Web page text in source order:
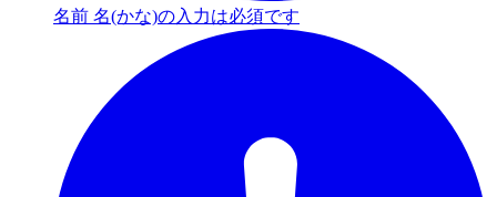
名前 名(かな)の入力は必須です